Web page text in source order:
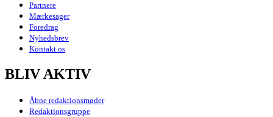
Partnere
Mærkesager
Foredrag
Nyhedsbrev
Kontakt os
BLIV AKTIV
Åbne redaktionsmøder
Redaktionsgruppe